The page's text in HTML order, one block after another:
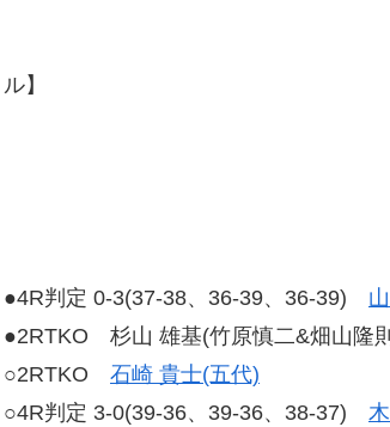
】
判定 0-3(37-38、36-39、36-39)
杉山 雄基(竹原慎二&畑山隆
石崎 貴士(五代)
判定 3-0(39-36、39-36、38-37)